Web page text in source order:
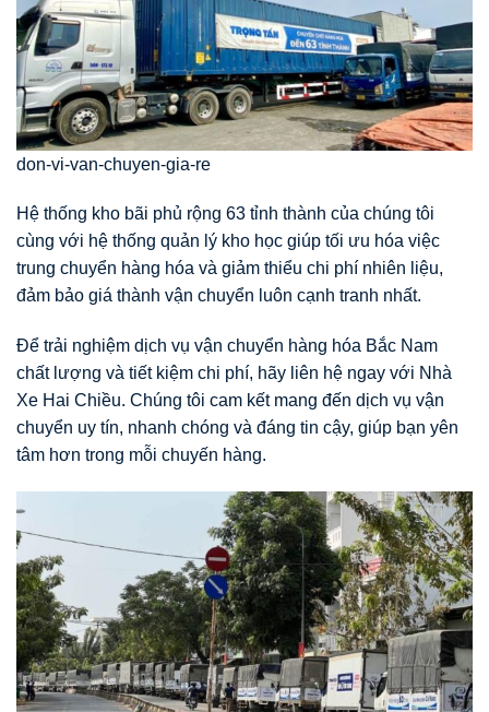
don-vi-van-chuyen-gia-re
Hệ thống kho bãi phủ rộng 63 tỉnh thành của chúng tôi
cùng với hệ thống quản lý kho học giúp tối ưu hóa việc
trung chuyển hàng hóa và giảm thiểu chi phí nhiên liệu,
đảm bảo giá thành vận chuyển luôn cạnh tranh nhất.
Để trải nghiệm dịch vụ vận chuyển hàng hóa Bắc Nam
chất lượng và tiết kiệm chi phí, hãy liên hệ ngay với Nhà
Xe Hai Chiều. Chúng tôi cam kết mang đến dịch vụ vận
chuyển uy tín, nhanh chóng và đáng tin cậy, giúp bạn yên
tâm hơn trong mỗi chuyến hàng.